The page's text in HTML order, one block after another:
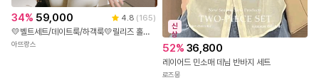
34% 59,000 4.8 (165)
💛벨트세트/데이트룩/하객룩💛릴리즈 홀터넥 반하이넥 벨트 민소매 나시 하객블라우스 bs
아뜨랑스
신
상
52% 36,800
레이어드 민소매 데님 반바지 세트
로즈몽